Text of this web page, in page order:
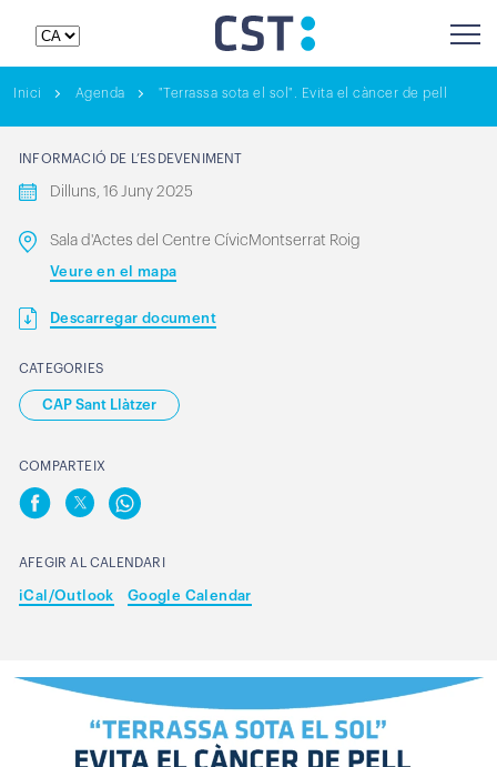
Inici Agenda "Terrassa sota el sol". Evita el càncer de pell
INFORMACIÓ DE L’ESDEVENIMENT
Dilluns, 16 Juny 2025
Sala d'Actes del Centre CívicMontserrat Roig
Veure en el mapa
Descarregar document
CATEGORIES
CAP Sant Llàtzer
COMPARTEIX
AFEGIR AL CALENDARI
iCal/Outlook Google Calendar